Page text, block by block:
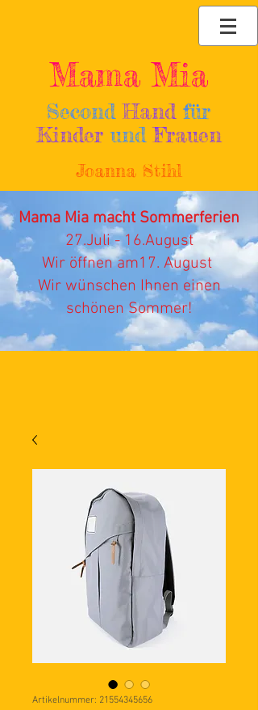
Mama Mia
SecondHand für
Kinder und Frauen
Joanna Stihl
Mama Mia macht Sommerferien
27.Juli - 16.August
Wir öffnen am17. August
Wir wünschen Ihnen einen
schönen Sommer!
Artikelnummer: 21554345656